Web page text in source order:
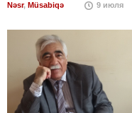
Nəsr, Müsabiqə 9 июля